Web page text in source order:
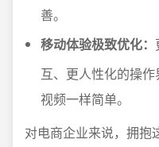
善。
移动体验极致优化：
互、更人性化的操
视频一样简单。
对电商企业来说，拥抱